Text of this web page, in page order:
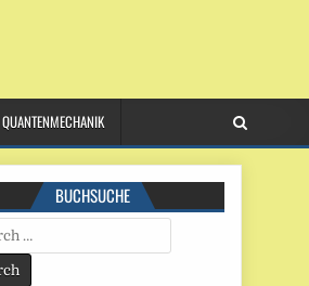
QUANTENMECHANIK
BUCHSUCHE